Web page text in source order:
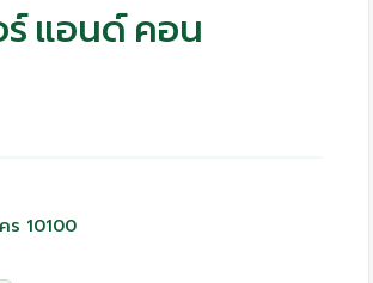
ร์ แอนด์ คอน
ร 10100